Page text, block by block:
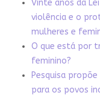
Vinte anos da
violência e o
mulheres e
O que está por
feminino?
Pesquisa
para os povos